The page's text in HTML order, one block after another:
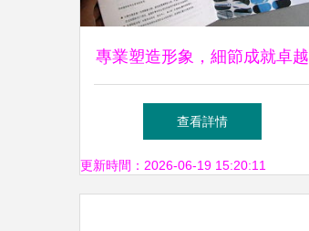
專業塑造形象，細節成就卓越
——商務咨詢與投資管理畫冊
設計指南
查看詳情
更新時間：2026-06-19 15:20:11